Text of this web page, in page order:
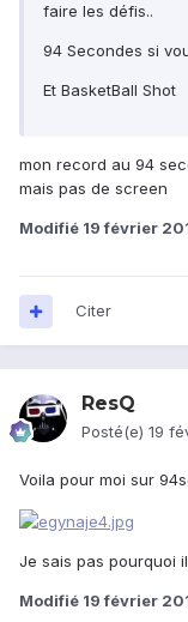
faire les défis..
94 Secondes si
Et BasketBall Shot
mon record au 94
mais pas de screen
Modifié 19 février
Citer
ResQ
Posté(e) 19
Voila pour moi sur
Je sais pas pourquoi
Modifié 19 février